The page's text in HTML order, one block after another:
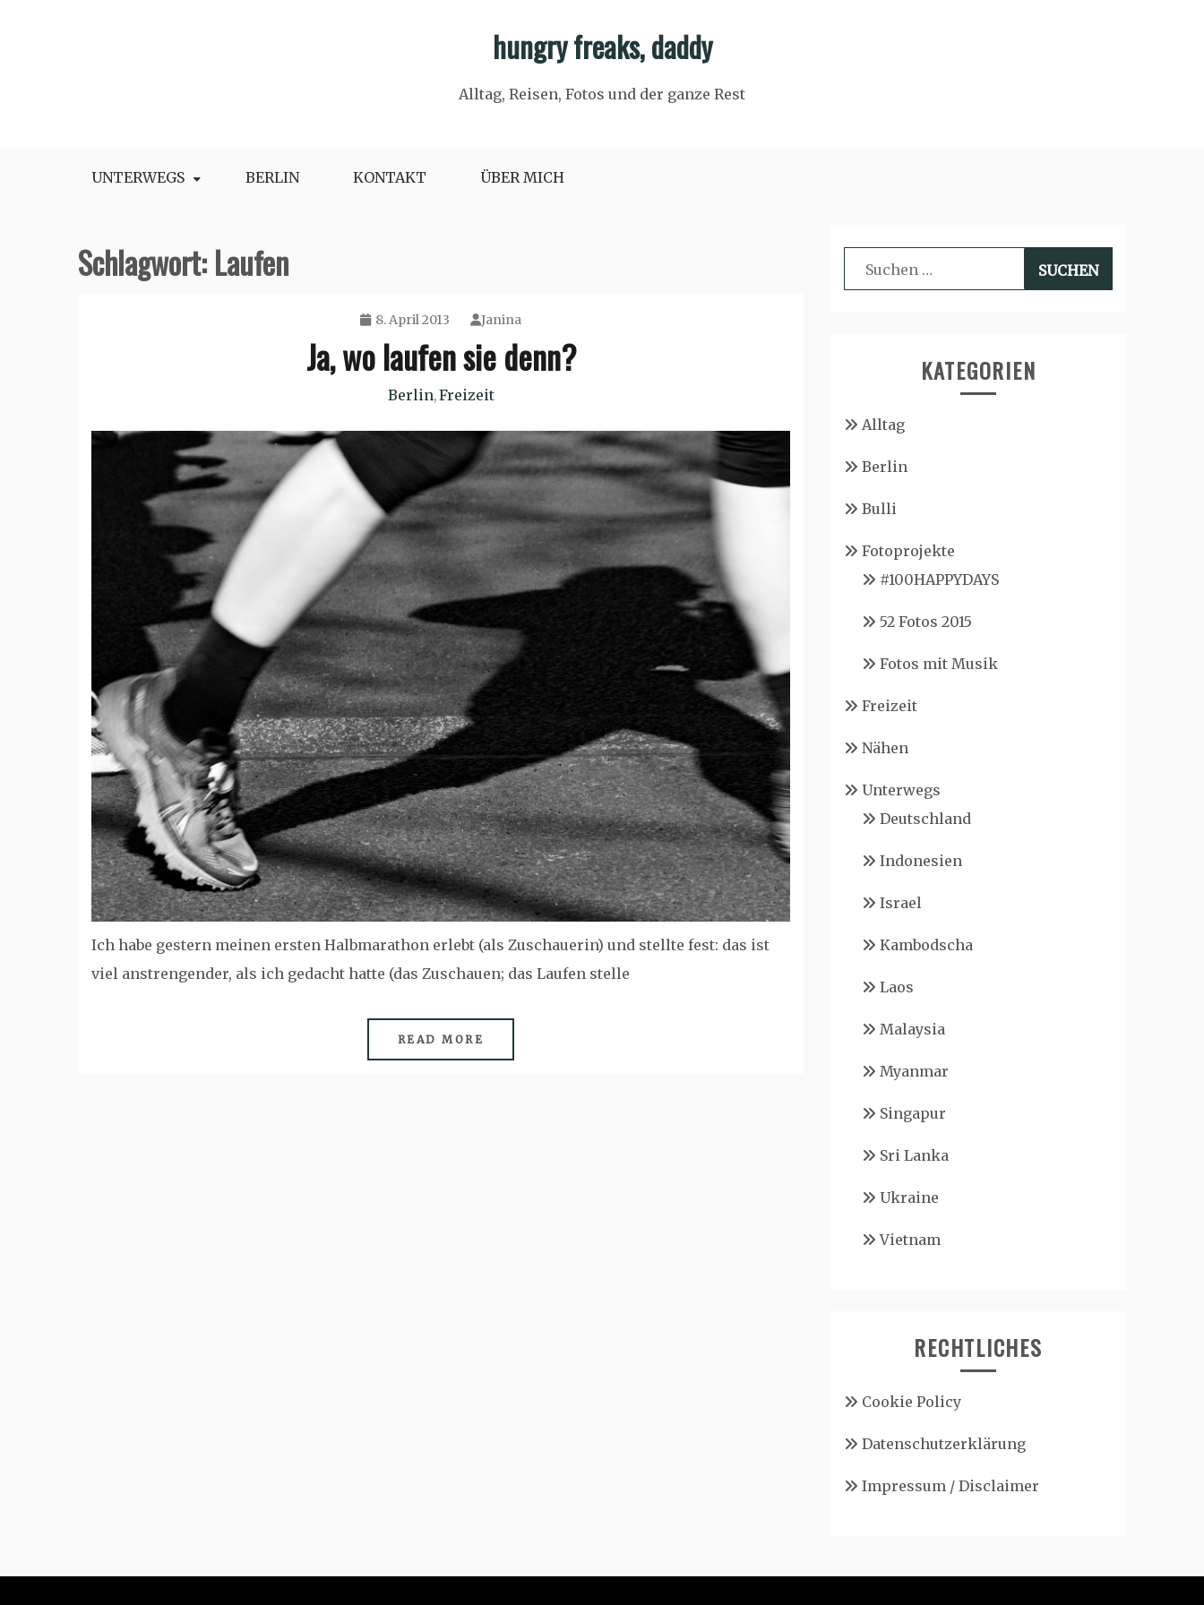
hungry freaks, daddy
Alltag, Reisen, Fotos und der ganze Rest
UNTERWEGS BERLIN KONTAKT ÜBER MICH
Schlagwort:Laufen
8. April 2013 Janina
Ja, wo laufen sie denn?
Berlin,Freizeit
Ich habe gestern meinen ersten Halbmarathon erlebt (als Zuschauerin) und stellte fest: das ist
viel anstrengender, als ich gedacht hatte (das Zuschauen; das Laufen stelle
READ MORE
Suchen
nach:
KATEGORIEN
Alltag
Berlin
Bulli
Fotoprojekte
#100HAPPYDAYS
52 Fotos 2015
Fotos mit Musik
Freizeit
Nähen
Unterwegs
Deutschland
Indonesien
Israel
Kambodscha
Laos
Malaysia
Myanmar
Singapur
Sri Lanka
Ukraine
Vietnam
RECHTLICHES
Cookie Policy
Datenschutzerklärung
Impressum / Disclaimer